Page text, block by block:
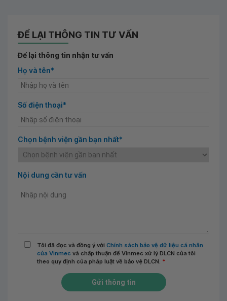
ĐỂ LẠI THÔNG TIN TƯ VẤN
Để lại thông tin nhận tư vấn
Họ và tên*
Số điện thoại*
Chọn bệnh viện gần bạn nhất*
Nội dung cần tư vấn
Tôi đã đọc và đồng ý với Chính sách bảo vệ dữ liệu cá nhân
của Vinmec và chấp thuận để Vinmec xử lý DLCN của tôi
theo quy định của pháp luật về bảo vệ DLCN. *
Gửi thông tin